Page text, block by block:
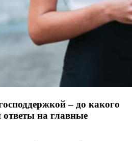
– до какого
ответы на главные